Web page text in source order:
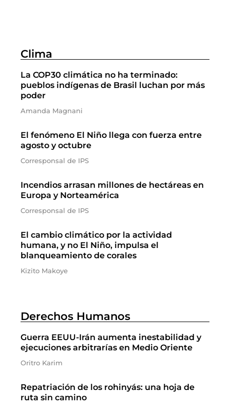
Clima
La COP30 climática no ha terminado:
pueblos indígenas de Brasil luchan por más
poder
Amanda Magnani
El fenómeno El Niño llega con fuerza entre
agosto y octubre
Corresponsal de IPS
Incendios arrasan millones de hectáreas en
Europa y Norteamérica
Corresponsal de IPS
El cambio climático por la actividad
humana, y no El Niño, impulsa el
blanqueamiento de corales
Kizito Makoye
Derechos Humanos
Guerra EEUU-Irán aumenta inestabilidad y
ejecuciones arbitrarías en Medio Oriente
Oritro Karim
Repatriación de los rohinyás: una hoja de
ruta sin camino